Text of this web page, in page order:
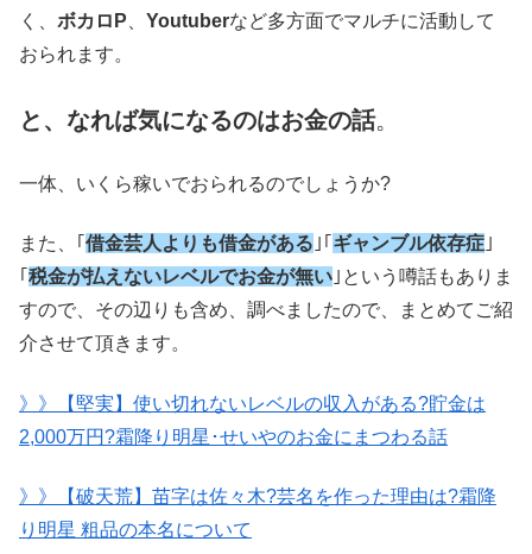
く、 ボカロP Youtuberなど多方面でマルチに活動して
おられます。
と、なれば気になるのはお金の話。
一体、いくら稼いでおられるのでしょうか?
また、｢ 借金芸人よりも借金がある ｣｢ ギャンブル依存症 ｣
｢ 税金が払えないレベルでお金が無い ｣という噂話もありま
すので、その辺りも含め、調べましたので、まとめてご紹
介させて頂きます。
》》【堅実】使い切れないレベルの収入がある?貯金は
2,000万円?霜降り明星･せいやのお金にまつわる話
》》【破天荒】苗字は佐々木?芸名を作った理由は?霜降
り明星 粗品の本名について